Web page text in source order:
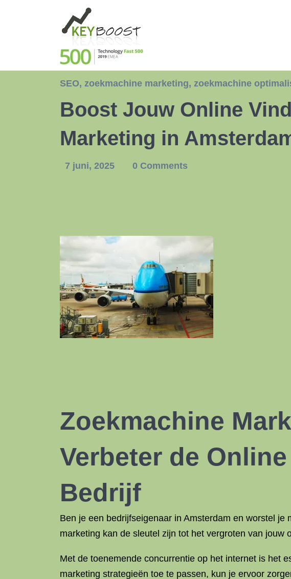
SEO, zoekmachine marketing, zoekmachine
Boost Jouw Online
Marketing in
7 juni, 2025 0 Comments
Zoekmachine
Verbeter de
Bedrijf
Ben je een bedrijfseigenaar in Amsterdam en worstel
marketing kan de sleutel zijn tot het vergroten van
Met de toenemende concurrentie op het internet is het
marketing strategieën toe te passen, kun je ervoor